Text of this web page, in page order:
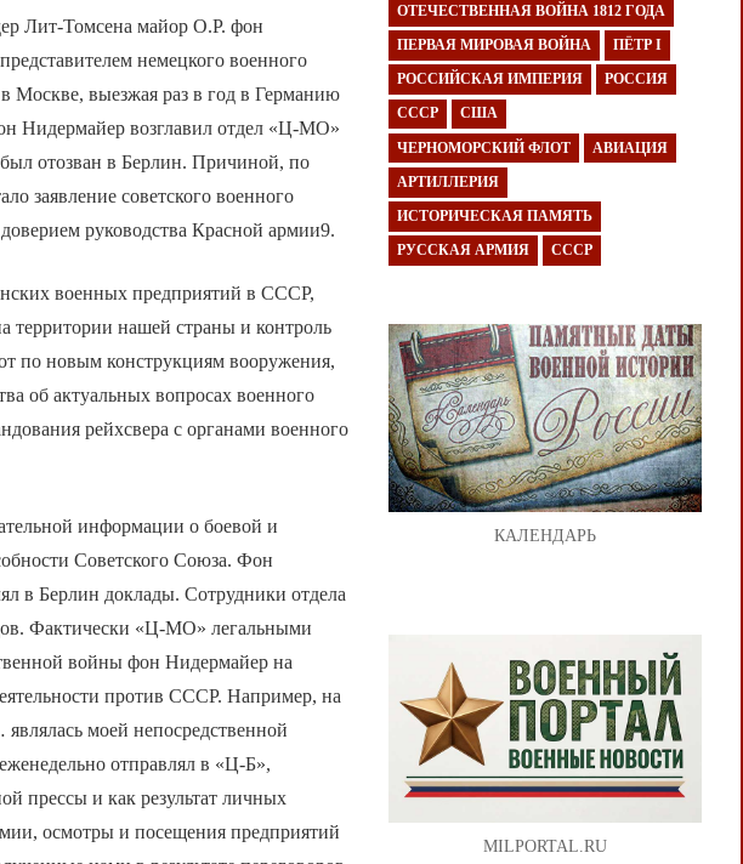
Лит-Томсена майор О.Р. фон
немецкого военного
Москве, выезжая раз в год в Германию
Нидермайер возглавил отдел «Ц-МО»
отозван в Берлин. Причиной, по
заявление советского военного
руководства Красной армии9.
военных предприятий в СССР,
территории нашей страны и контроль
по новым конструкциям вооружения,
об актуальных вопросах военного
рейхсвера с органами военного
информации о боевой и
Советского Союза. Фон
в Берлин доклады. Сотрудники отдела
Фактически «Ц-МО» легальными
войны фон Нидермайер на
против СССР. Например, на
моей непосредственной
отправлял в «Ц-Б»,
прессы и как результат личных
осмотры и посещения предприятий
ОТЕЧЕСТВЕННАЯ ВОЙНА 1812 ГОДА
ПЕРВАЯ МИРОВАЯ ВОЙНА ПЁТР I
РОССИЙСКАЯ ИМПЕРИЯ РОССИЯ
СССР США
ЧЕРНОМОРСКИЙ ФЛОТ АВИАЦИЯ
АРТИЛЛЕРИЯ
ИСТОРИЧЕСКАЯ ПАМЯТЬ
РУССКАЯ АРМИЯ СССР
КАЛЕНДАРЬ
MILPORTAL.RU